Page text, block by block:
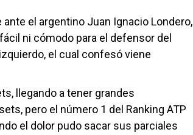
el argentino Juan Ignacio Londero,
ni cómodo para el defensor del
el cual confesó viene
llegando a tener grandes
pero el número 1 del Ranking ATP
el dolor pudo sacar sus parciales